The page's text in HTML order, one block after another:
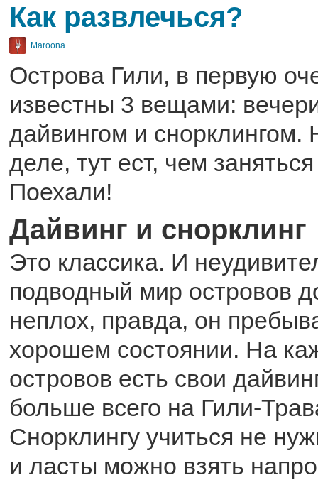
Как развлечься?
Maroona
Острова Гили, в первую
известны 3 вещами:
дайвингом и
деле, тут ест, чем
Поехали!
Дайвинг и снорклинг
Это классика. И
подводный мир островов
неплох, правда, он
хорошем состоянии. На
островов есть свои
больше всего на Гили-
Снорклингу учиться не
и ласты можно взять